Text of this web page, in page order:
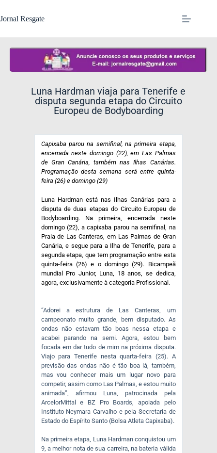
Jornal Resgate
Luna Hardman viaja para Tenerife e
disputa segunda etapa do Circuito
Europeu de Bodyboarding
Capixaba parou na semifinal, na primeira etapa,
encerrada neste domingo (22), em Las Palmas
de Gran Canária, também nas Ilhas Canárias.
Programação desta semana será entre quinta-
feira (26) e domingo (29)
Luna Hardman está nas Ilhas Canárias para a
disputa de duas etapas do Circuito Europeu de
Bodyboarding. Na primeira, encerrada neste
domingo (22), a capixaba parou na semifinal, na
Praia de Las Canteras, em Las Palmas de Gran
Canária, e segue para a Ilha de Tenerife, para a
segunda etapa, que tem programação entre esta
quinta-feira (26) e o domingo (29). Bicampeã
mundial Pro Junior, Luna, 18 anos, se dedica,
agora, exclusivamente à categoria Profissional.
“Adorei a estrutura de Las Canteras, um
campeonato muito grande, bem disputado. As
ondas não estavam tão boas nessa etapa e
acabei parando na semi. Agora, estou bem
focada em dar tudo de mim na próxima disputa.
Viajo para Tenerife nesta quarta-feira (25). A
previsão das ondas não é tão boa lá, também,
mas vou conhecer mais um lugar novo para
competir, assim como Las Palmas, e estou muito
animada”, afirmou Luna, patrocinada pela
ArcelorMittal e BZ Pro Boards, apoiada pelo
Instituto Neymara Carvalho e pela Secretaria de
Estado do Espírito Santo (Bolsa Atleta Capixaba).
Na primeira etapa, Luna Hardman conquistou um
9, a melhor nota de sua carreira, na bateria válida